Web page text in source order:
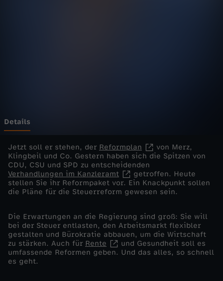
-
R
e
f
o
r
m
Details
Jetzt soll er stehen, der Reformplan
von Merz,
Klingbeil und Co. Gestern haben sich die Spitzen von
CDU, CSU und SPD zu entscheidenden
Verhandlungen im Kanzleramt
getroffen. Heute
stellen Sie ihr Reformpaket vor. Ein Knackpunkt sollen
die Pläne für die Steuerreform gewesen sein.
Die Erwartungen an die Regierung sind groß: Sie will
bei der Steuer entlasten, den Arbeitsmarkt flexibler
gestalten und Bürokratie abbauen, um die Wirtschaft
zu stärken. Auch für Rente
und Gesundheit soll es
umfassende Reformen geben. Und das alles, so schnell
es geht.